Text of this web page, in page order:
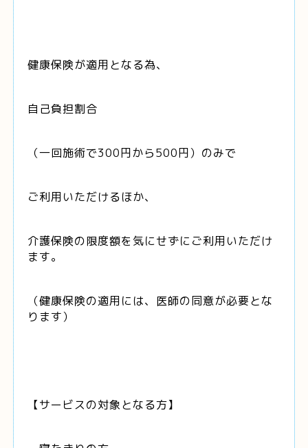
健康保険が適用となる為、
自己負担割合
（一回施術で300円から500円）のみで
ご利用いただけるほか、
介護保険の限度額を気にせずにご利用いただけ
ます。
（健康保険の適用には、医師の同意が必要とな
ります）
【サービスの対象となる方】